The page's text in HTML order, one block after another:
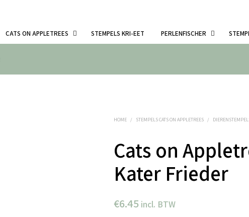
CATS ON APPLETREES STEMPELS KRI-EET PERLENFISCHER
HOME / STEMPELS CATS ON APPLETREES /
Cats on
Kater Frieder
€6.45 incl. BTW